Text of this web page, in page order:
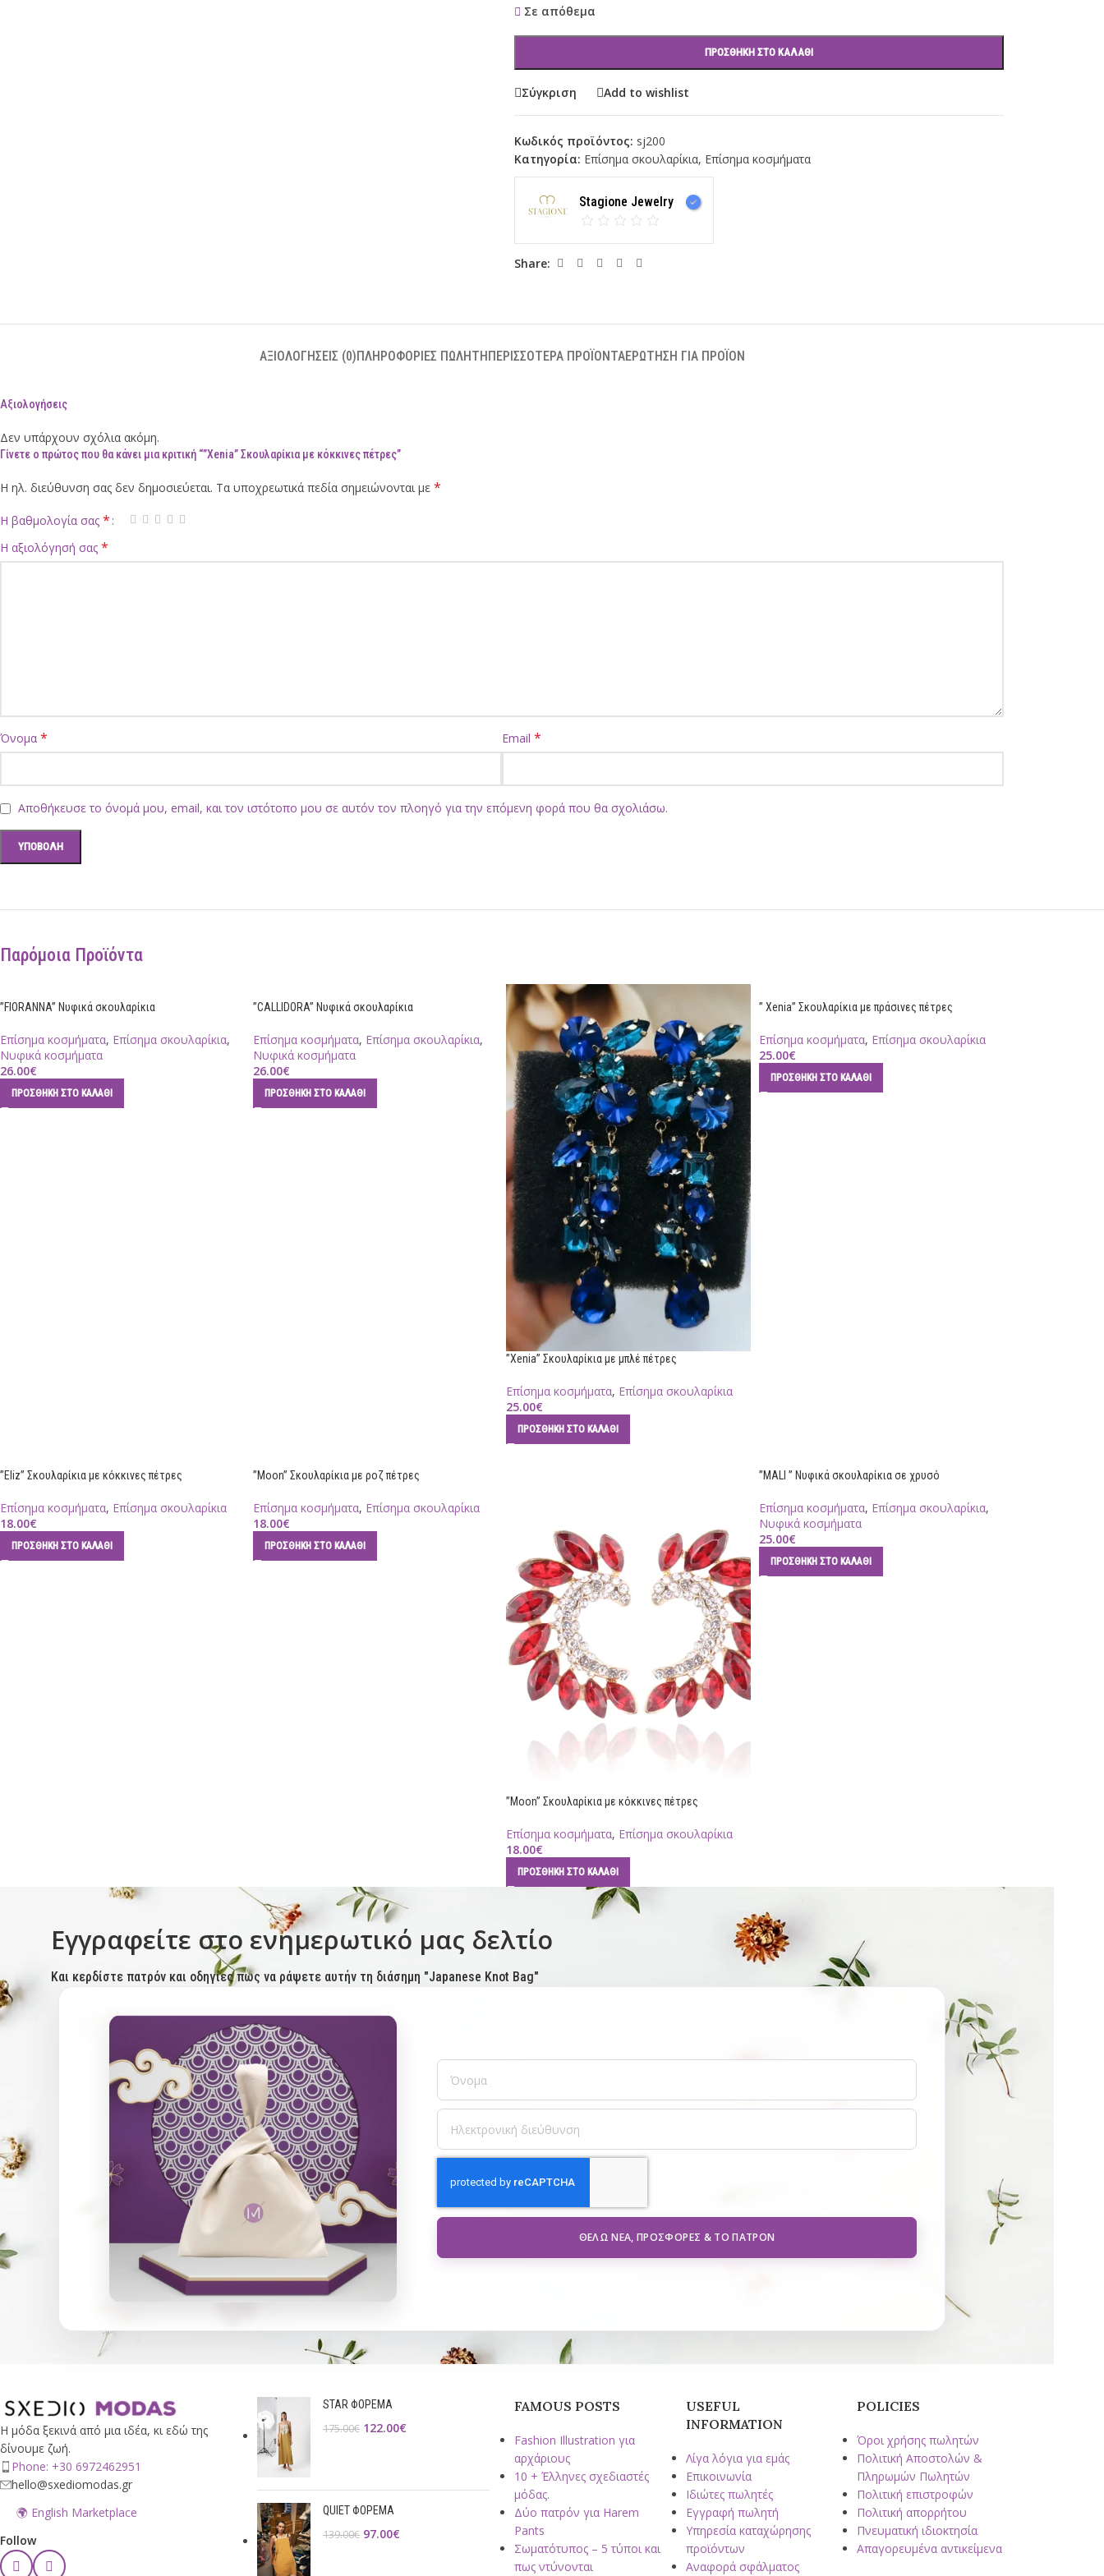
Σε απόθεμα
ΠΡΟΣΘΉΚΗ ΣΤΟ ΚΑΛΆΘΙ
Σύγκριση Add to wishlist
Κωδικός προϊόντος: sj200
Κατηγορία: Επίσημα σκουλαρίκια, Επίσημα κοσμήματα
Stagione Jewelry
Share:
ΑΞΙΟΛΟΓΉΣΕΙΣ (0)ΠΛΗΡΟΦΟΡΊΕΣ ΠΩΛΗΤΉΠΕΡΙΣΣΌΤΕΡΑ ΠΡΟΪΌΝΤΑΕΡΏΤΗΣΗ ΓΙΑ ΠΡΟΪΌΝ
Αξιολογήσεις
Δεν υπάρχουν σχόλια ακόμη.
Γίνετε ο πρώτος που θα κάνει μια κριτική “”Xenia” Σκουλαρίκια με κόκκινες πέτρες”
Η ηλ. διεύθυνση σας δεν δημοσιεύεται. Τα υποχρεωτικά πεδία σημειώνονται με *
Η βαθμολογία σας *
Η αξιολόγησή σας *
Όνομα * Email *
Αποθήκευσε το όνομά μου, email, και τον ιστότοπο μου σε αυτόν τον πλοηγό για την επόμενη φορά που θα σχολιάσω.
Παρόμοια Προϊόντα
”FIORANNA” Νυφικά σκουλαρίκια
Επίσημα κοσμήματα, Επίσημα σκουλαρίκια,
Νυφικά κοσμήματα
26.00€
ΠΡΟΣΘΉΚΗ ΣΤΟ ΚΑΛΆΘΙ
”CALLIDORA” Νυφικά σκουλαρίκια
Επίσημα κοσμήματα, Επίσημα σκουλαρίκια,
Νυφικά κοσμήματα
26.00€
ΠΡΟΣΘΉΚΗ ΣΤΟ ΚΑΛΆΘΙ
”Xenia” Σκουλαρίκια με μπλέ πέτρες
Επίσημα κοσμήματα, Επίσημα σκουλαρίκια
25.00€
ΠΡΟΣΘΉΚΗ ΣΤΟ ΚΑΛΆΘΙ
” Xenia” Σκουλαρίκια με πράσινες πέτρες
Επίσημα κοσμήματα, Επίσημα σκουλαρίκια
25.00€
ΠΡΟΣΘΉΚΗ ΣΤΟ ΚΑΛΆΘΙ
”Eliz” Σκουλαρίκια με κόκκινες πέτρες
Επίσημα κοσμήματα, Επίσημα σκουλαρίκια
18.00€
ΠΡΟΣΘΉΚΗ ΣΤΟ ΚΑΛΆΘΙ
”Moon” Σκουλαρίκια με ροζ πέτρες
Επίσημα κοσμήματα, Επίσημα σκουλαρίκια
18.00€
ΠΡΟΣΘΉΚΗ ΣΤΟ ΚΑΛΆΘΙ
”Moon” Σκουλαρίκια με κόκκινες πέτρες
Επίσημα κοσμήματα, Επίσημα σκουλαρίκια
18.00€
ΠΡΟΣΘΉΚΗ ΣΤΟ ΚΑΛΆΘΙ
”MALI ” Νυφικά σκουλαρίκια σε χρυσό
Επίσημα κοσμήματα, Επίσημα σκουλαρίκια,
Νυφικά κοσμήματα
25.00€
ΠΡΟΣΘΉΚΗ ΣΤΟ ΚΑΛΆΘΙ
Εγγραφείτε στο ενημερωτικό μας δελτίο
Και κερδίστε πατρόν και οδηγίες πως να ράψετε αυτήν τη διάσημη "Japanese Knot Bag"
ΘΈΛΩ ΝΈΑ, ΠΡΟΣΦΟΡΈΣ & ΤΟ ΠΑΤΡΌΝ
Η μόδα ξεκινά από μια ιδέα, κι εδώ της
δίνουμε ζωή.
Phone: +30 6972462951
hello@sxediomodas.gr
🌍 English Marketplace
Follow
STAR ΦΟΡΕΜΑ
175.00€ 122.00€
QUIET ΦΟΡΕΜΑ
139.00€ 97.00€
FAMOUS POSTS
Fashion Illustration για
αρχάριους
10 + Έλληνες σχεδιαστές
μόδας.
Δύο πατρόν για Harem
Pants
Σωματότυπος – 5 τύποι και
πως ντύνονται
USEFUL
INFORMATION
Λίγα λόγια για εμάς
Επικοινωνία
Ιδιώτες πωλητές
Εγγραφή πωλητή
Υπηρεσία καταχώρησης
προϊόντων
Αναφορά σφάλματος
POLICIES
Όροι χρήσης πωλητών
Πολιτική Αποστολών &
Πληρωμών Πωλητών
Πολιτική επιστροφών
Πολιτική απορρήτου
Πνευματική ιδιοκτησία
Απαγορευμένα αντικείμενα